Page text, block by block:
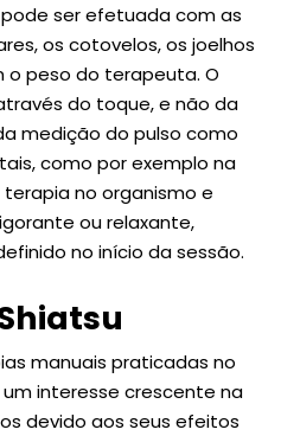
ser efetuada com as
os cotovelos, os joelhos
o peso do terapeuta. O
do toque, e não da
medição do pulso como
como por exemplo na
no organismo e
ou relaxante,
no início da sessão.
manuais praticadas no
interesse crescente na
devido aos seus efeitos